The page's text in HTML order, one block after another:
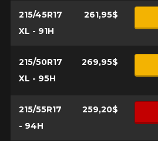
215/45R17
XL - 91H
261,95$
215/50R17
XL - 95H
269,95$
215/55R17
- 94H
259,20$